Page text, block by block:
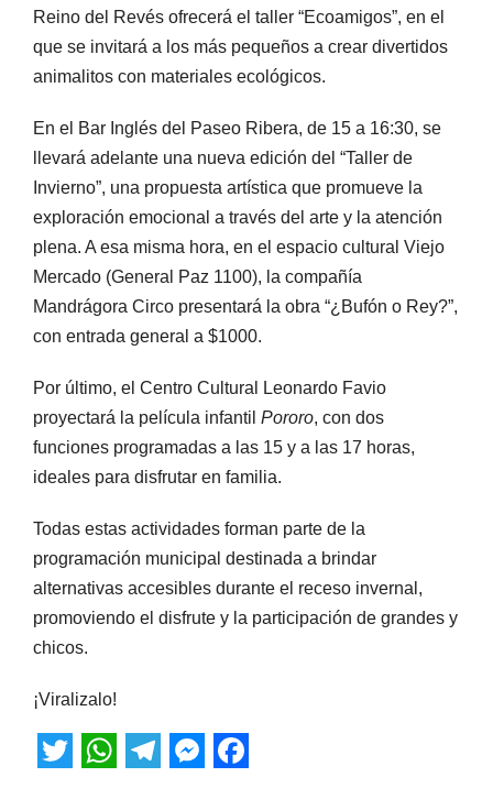
Reino del Revés ofrecerá el taller “Ecoamigos”, en el
que se invitará a los más pequeños a crear divertidos
animalitos con materiales ecológicos.
En el Bar Inglés del Paseo Ribera, de 15 a 16:30, se
llevará adelante una nueva edición del “Taller de
Invierno”, una propuesta artística que promueve la
exploración emocional a través del arte y la atención
plena. A esa misma hora, en el espacio cultural Viejo
Mercado (General Paz 1100), la compañía
Mandrágora Circo presentará la obra “¿Bufón o Rey?”,
con entrada general a $1000.
Por último, el Centro Cultural Leonardo Favio
proyectará la película infantil Pororo, con dos
funciones programadas a las 15 y a las 17 horas,
ideales para disfrutar en familia.
Todas estas actividades forman parte de la
programación municipal destinada a brindar
alternativas accesibles durante el receso invernal,
promoviendo el disfrute y la participación de grandes y
chicos.
¡Viralizalo!